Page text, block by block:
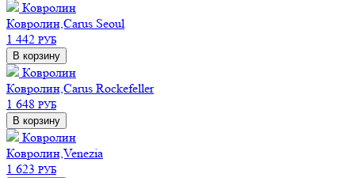
Ковролин
Ковролин,Carus Seoul
1 442 РУБ
В корзину
Ковролин
Ковролин,Carus Rockefeller
1 648 РУБ
В корзину
Ковролин
Ковролин,Venezia
1 623 РУБ